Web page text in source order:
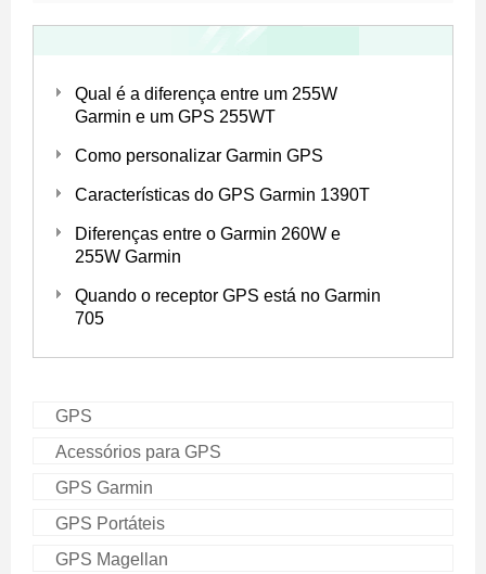
Qual é a diferença entre um 255W
Garmin e um GPS 255WT
Como personalizar Garmin GPS
Características do GPS Garmin 1390T
Diferenças entre o Garmin 260W e
255W Garmin
Quando o receptor GPS está no Garmin
705
GPS
Acessórios para GPS
GPS Garmin
GPS Portáteis
GPS Magellan